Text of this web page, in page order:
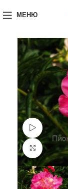
МЕНЮ